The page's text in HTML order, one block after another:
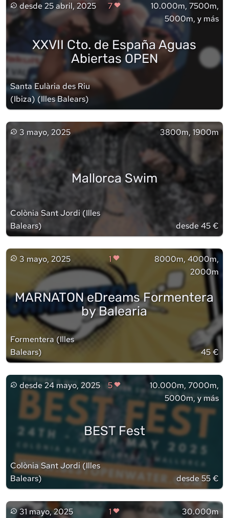
desde25 abril, 2025 7
10.000m, 7500m,
5000m, y más
XXVII Cto. de España Aguas
Abiertas OPEN
Santa Eulària des Riu
(Ibiza) (Illes Balears)
3 mayo, 2025 3800m, 1900m
Mallorca Swim
Colònia Sant Jordi (Illes
Balears) desde 45 €
3 mayo, 2025 1
8000m, 4000m,
2000m
MARNATON eDreams Formentera
by Balearia
Formentera (Illes
Balears) 45 €
desde24 mayo, 2025 5
10.000m, 7000m,
5000m, y más
BEST Fest
Colònia Sant Jordi (Illes
Balears) desde 55 €
31 mayo, 2025 1 30.000m